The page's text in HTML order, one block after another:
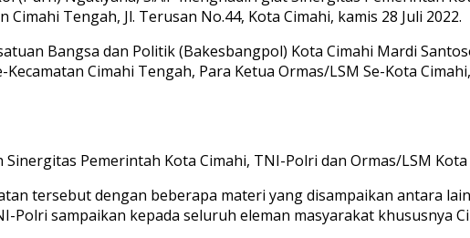
Tengah, Jl. Terusan No.44, Kota Cimahi, kamis 28 Juli 2022.
Bangsa dan Politik (Bakesbangpol) Kota Cimahi Mardi
Cimahi Tengah, Para Ketua Ormas/LSM Se-Kota
Pemerintah Kota Cimahi, TNI-Polri dan Ormas/LSM
tersebut dengan beberapa materi yang disampaikan antara
sampaikan kepada seluruh eleman masyarakat khususnya